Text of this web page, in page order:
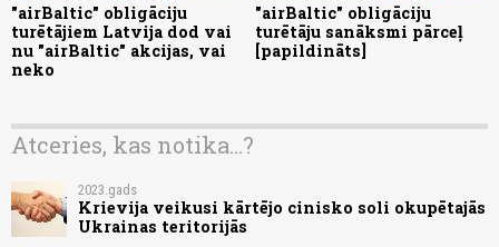
"airBaltic" obligāciju
turētājiem Latvija dod vai
nu "airBaltic" akcijas, vai
neko
"airBaltic" obligāciju
turētāju sanāksmi pārceļ
[papildināts]
Atceries, kas notika...?
2023.gads
Krievija veikusi kārtējo cinisko soli okupētajās
Ukrainas teritorijās